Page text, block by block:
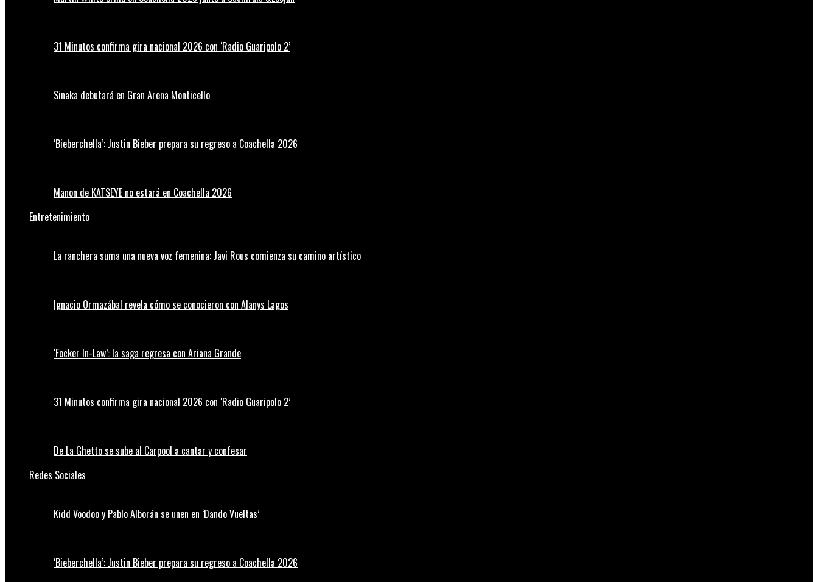
31 Minutos confirma gira nacional 2026 con ‘Radio Guaripolo 2’
Sinaka debutará en Gran Arena Monticello
‘Bieberchella’: Justin Bieber prepara su regreso a Coachella 2026
Manon de KATSEYE no estará en Coachella 2026
Entretenimiento
La ranchera suma una nueva voz femenina: Javi Rous comienza su camino artístico
Ignacio Ormazábal revela cómo se conocieron con Alanys Lagos
‘Focker In-Law’: la saga regresa con Ariana Grande
31 Minutos confirma gira nacional 2026 con ‘Radio Guaripolo 2’
De La Ghetto se sube al Carpool a cantar y confesar
Redes Sociales
Kidd Voodoo y Pablo Alborán se unen en ‘Dando Vueltas’
‘Bieberchella’: Justin Bieber prepara su regreso a Coachella 2026